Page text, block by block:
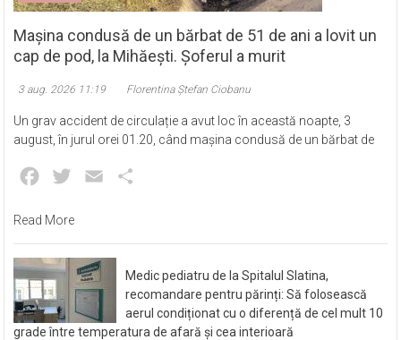
Mașina condusă de un bărbat de 51 de ani a lovit un
cap de pod, la Mihăești. Șoferul a murit
3 aug. 2026 11:19 Florentina Ștefan Ciobanu
Un grav accident de circulație a avut loc în această noapte, 3
august, în jurul orei 01.20, când mașina condusă de un bărbat de
Facebook
Twitter Email
Read More
Medic pediatru de la Spitalul Slatina,
recomandare pentru părinți: Să folosească
aerul condiționat cu o diferență de cel mult 10
grade între temperatura de afară și cea interioară